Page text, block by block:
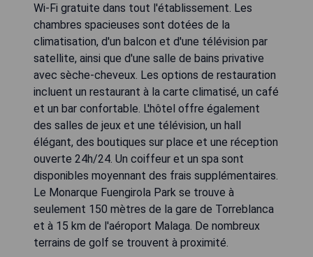
Wi-Fi gratuite dans tout l'établissement. Les
chambres spacieuses sont dotées de la
climatisation, d'un balcon et d'une télévision par
satellite, ainsi que d'une salle de bains privative
avec sèche-cheveux. Les options de restauration
incluent un restaurant à la carte climatisé, un café
et un bar confortable. L'hôtel offre également
des salles de jeux et une télévision, un hall
élégant, des boutiques sur place et une réception
ouverte 24h/24. Un coiffeur et un spa sont
disponibles moyennant des frais supplémentaires.
Le Monarque Fuengirola Park se trouve à
seulement 150 mètres de la gare de Torreblanca
et à 15 km de l'aéroport Malaga. De nombreux
terrains de golf se trouvent à proximité.